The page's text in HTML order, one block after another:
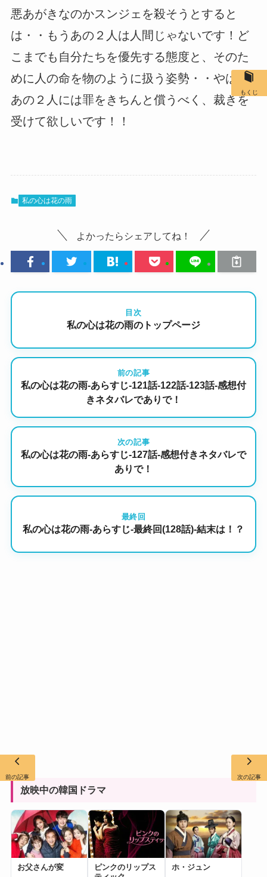
悪あがきなのかスンジェを殺そうとすると
は・・もうあの２人は人間じゃないです！ど
こまでも自分たちを優先する態度と、そのた
めに人の命を物のように扱う姿勢・・やはり
あの２人には罪をきちんと償うべく、裁きを
受けて欲しいです！！
私の心は花の雨
よかったらシェアしてね！
目次
私の心は花の雨のトップページ
前の記事
私の心は花の雨-あらすじ-121話-122話-123話-感想付
きネタバレでありで！
次の記事
私の心は花の雨-あらすじ-127話-感想付きネタバレで
ありで！
最終回
私の心は花の雨-あらすじ-最終回(128話)-結末は！？
放映中の韓国ドラマ
お父さんが変
ピンクのリップス
ホ・ジュン
前の記事 次の記事
もくじ